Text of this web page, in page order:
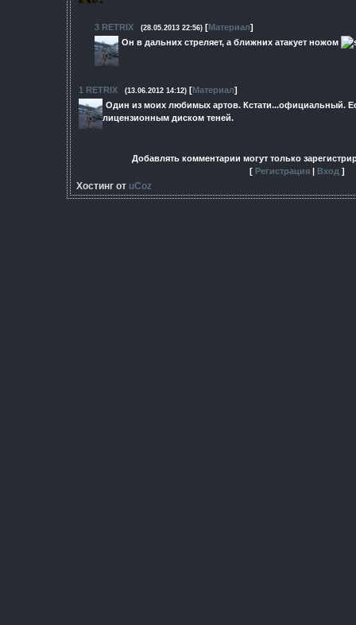
3 RETRIX (28.05.2013 22:56) [Материал]
Он в дальних стреляет, а ближних атакует ножом
1 RETRIX (13.06.2012 14:12) [Материал]
Один из моих любимых артов. Кстати...официальный.
лицензионным диском теней.
Добавлять комментарии могут только
[ Регистрация Вход ]
Хостинг от uCoz